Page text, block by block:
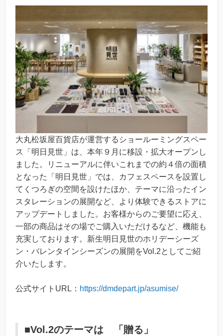
大丸松坂屋百貨店が運営するショールーミングスペー
ス「明日見世」は、本年９月に移設・拡大オープンし
ました。リニューアルに伴いこれまでの約４倍の面積
となった「明日見世」では、カフェスペースを設置し
てくつろぎの空間を設けたほか、テーマに沿ったイン
スタレーションの展開など、より体験できるストアに
アップデートしました。お客様からのご要望に応え、
一部の商品はその場でご購入いただけるなど、機能も
充実しております。新生明日見世のホリデーシーズ
ン・バレンタインシーズンの展開をVol.2としてご紹
介いたします。
公式サイトURL： https://dmdepart.jp/asumise/
■Vol.2のテーマは 「贈る」